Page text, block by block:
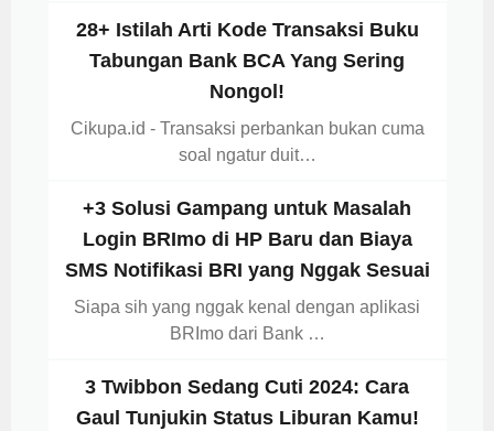
28+ Istilah Arti Kode Transaksi Buku
Tabungan Bank BCA Yang Sering
Nongol!
Cikupa.id - Transaksi perbankan bukan cuma
soal ngatur duit…
+3 Solusi Gampang untuk Masalah
Login BRImo di HP Baru dan Biaya
SMS Notifikasi BRI yang Nggak Sesuai
Siapa sih yang nggak kenal dengan aplikasi
BRImo dari Bank …
3 Twibbon Sedang Cuti 2024: Cara
Gaul Tunjukin Status Liburan Kamu!